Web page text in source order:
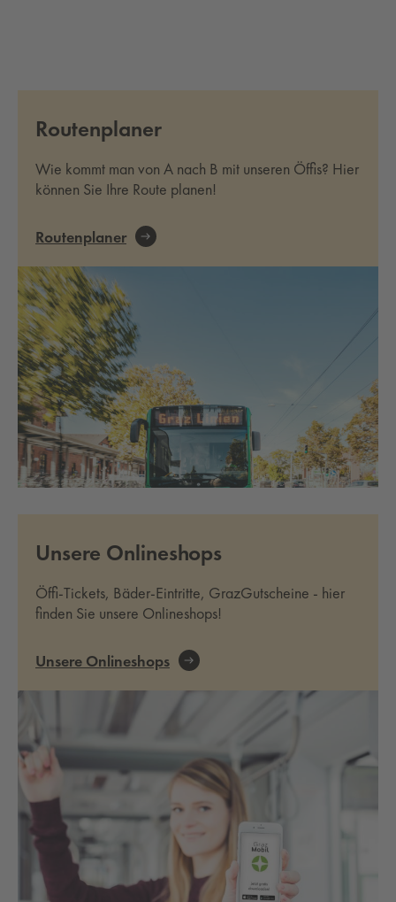
Routenplaner
Wie kommt man von A nach B mit unseren Öffis? Hier
können Sie Ihre Route planen!
Routenplaner
Unsere Onlineshops
Öffi-Tickets, Bäder-Eintritte, GrazGutscheine - hier
finden Sie unsere Onlineshops!
Unsere Onlineshops